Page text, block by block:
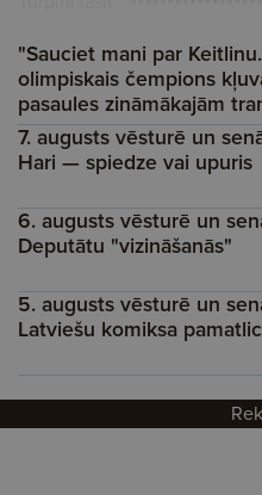
"Sauciet mani par
olimpiskais čempions
pasaules zināmākajām
7. augusts vēsturē un
Hari — spiedze vai upuris
6. augusts vēsturē un
Deputātu "vizināšanās"
5. augusts vēsturē un
Latviešu komiksa